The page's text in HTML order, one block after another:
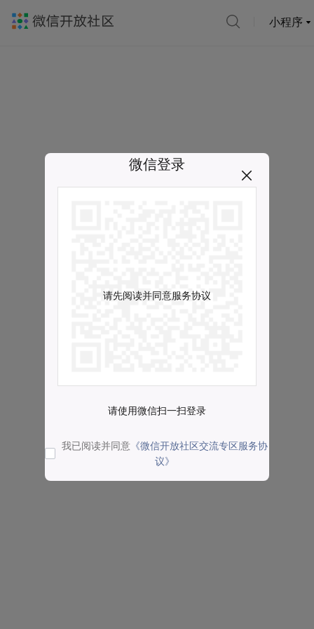
小程序
微信登录
请先阅读并同意服务协议
请使用微信扫一扫登录
我已阅读并同意 《微信开放社区交流专区服务协
议》